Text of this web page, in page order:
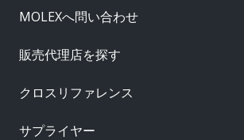
MOLEXへ問い合わせ
販売代理店を探す
クロスリファレンス
サプライヤー